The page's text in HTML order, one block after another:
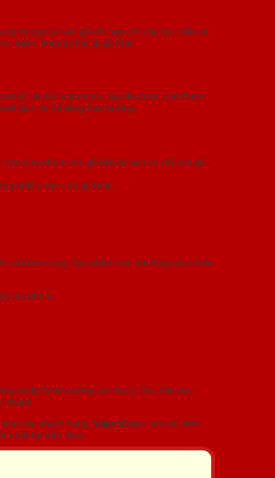
trọng của vân gỗ kết hợp với cấu trúc bền bỉ
nhiên, không khác gì gỗ thật.
nhiệt lên bề mặt nhôm, sau đó được phủ thêm
gian và dễ dàng bảo dưỡng.
cửa nhôm vân gỗ bền bỉ hơn so với cửa gỗ
nhiều như cửa gỗ thật.
cửa ban công. Sản phẩm này phù hợp với nhiều
của nhôm.
và đại lý tin tưởng lựa chọn. Cho đến nay
thành.
của khách hàng. SaigonDoor cam kết đem
nhất tại Việt Nam.